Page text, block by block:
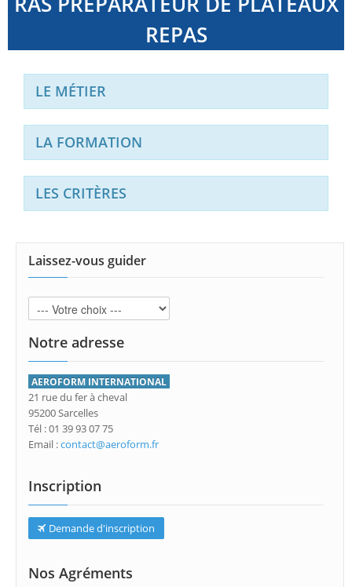
REPAS
LE MÉTIER
LA FORMATION
LES CRITÈRES
Laissez-vous guider
Notre adresse
AEROFORM INTERNATIONAL
21 rue du fer à cheval
95200 Sarcelles
Tél : 01 39 93 07 75
Email :contact@aeroform.fr
Inscription
Demande d'inscription
Nos Agréments